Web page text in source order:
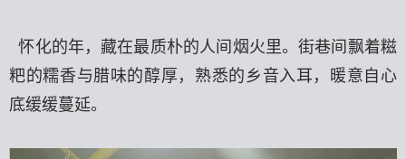
怀化的年，藏在最质朴的人间烟火里。街巷间飘着糍
粑的糯香与腊味的醇厚，熟悉的乡音入耳，暖意自心
底缓缓蔓延。